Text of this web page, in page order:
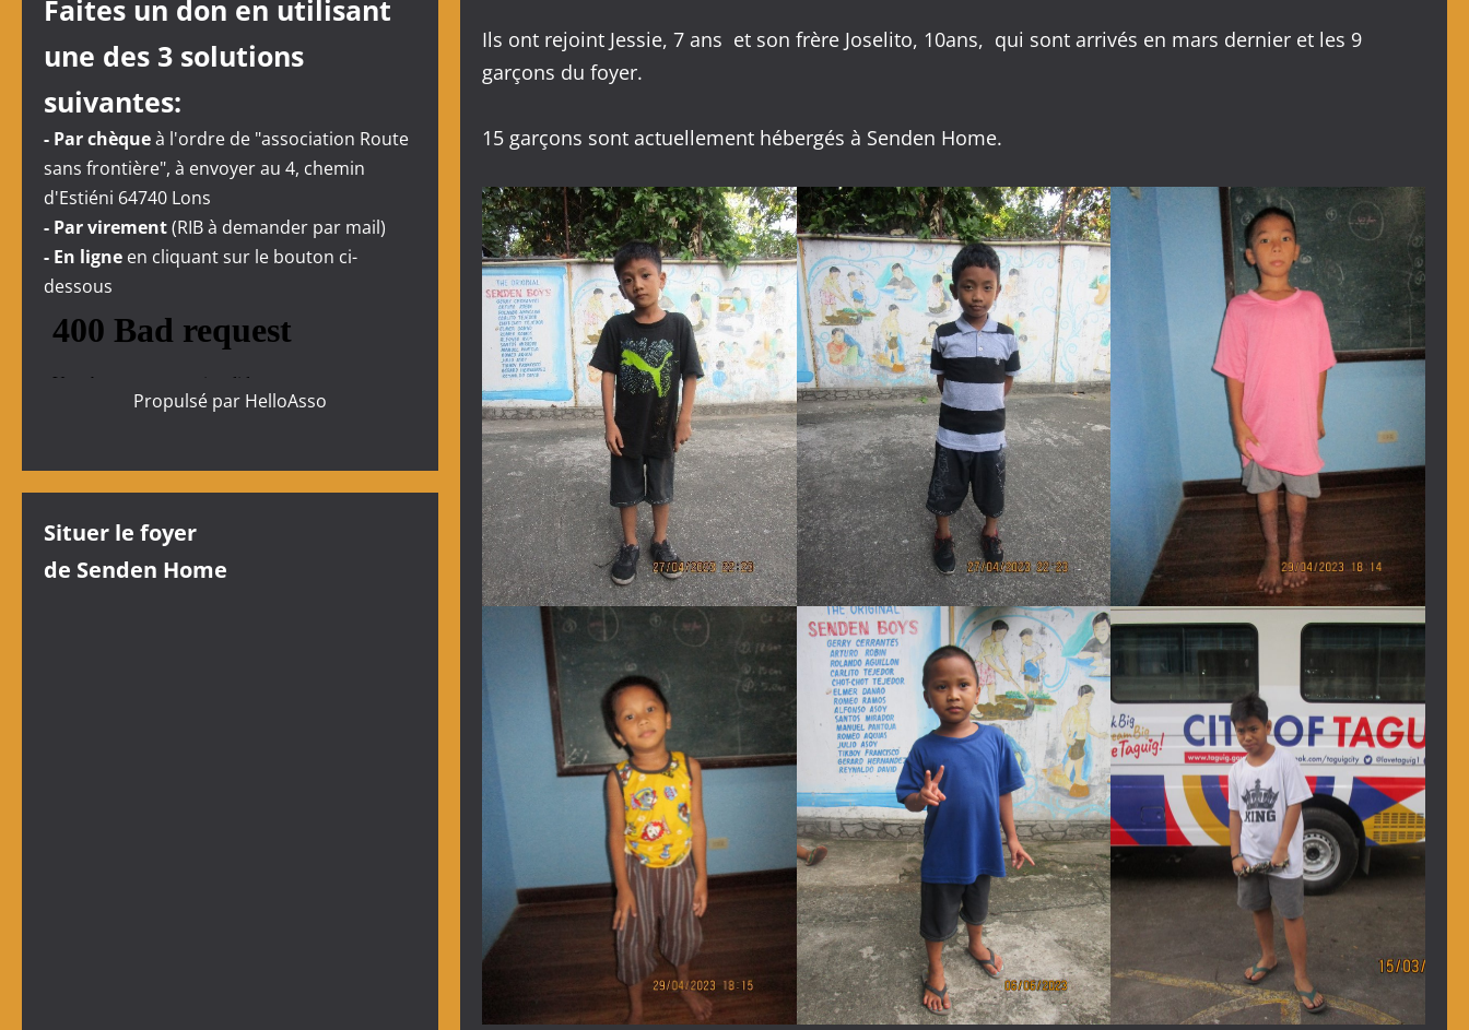
Ils ont rejoint Jessie, 7 ans et son frère Joselito, 10ans, qui sont arrivés en mars dernier et les 9
garçons du foyer.
15 garçons sont actuellement hébergés à Senden Home.
Faites un don en utilisant
une des 3 solutions
suivantes:
- Par chèqueà l'ordre de "association Route
sans frontière", à envoyer au 4, chemin
d'Estiéni 64740 Lons
- Par virement(RIB à demander par mail)
- En ligne en cliquant sur le bouton ci-
dessous
Propulsé par HelloAsso
Situer le foyer
de Senden Home